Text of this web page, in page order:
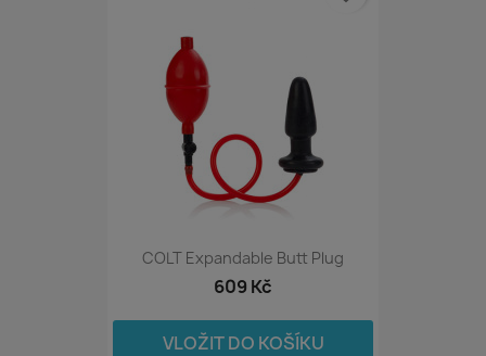
COLT Expandable Butt Plug
609 Kč
VLOŽIT DO KOŠÍKU